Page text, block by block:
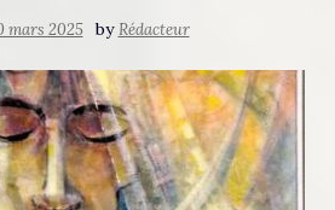
mars 2025 byRédacteur